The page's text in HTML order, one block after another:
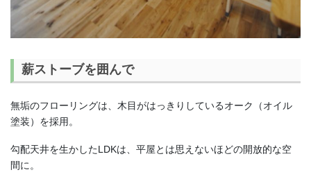
薪ストーブを囲んで
無垢のフローリングは、木目がはっきりしているオーク（オイル
塗装）を採用。
勾配天井を生かしたLDKは、平屋とは思えないほどの開放的な空
間に。